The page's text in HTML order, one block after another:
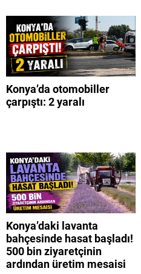
Konya’da otomobiller
çarpıştı: 2 yaralı
Konya’daki lavanta
bahçesinde hasat başladı!
500 bin ziyaretçinin
ardından üretim mesaisi